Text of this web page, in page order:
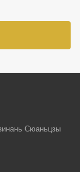
Сюаньцзы